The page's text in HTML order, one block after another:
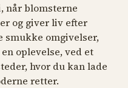
når blomsterne
og giver liv efter
smukke omgivelser,
oplevelse, ved et
hvor du kan lade
retter.